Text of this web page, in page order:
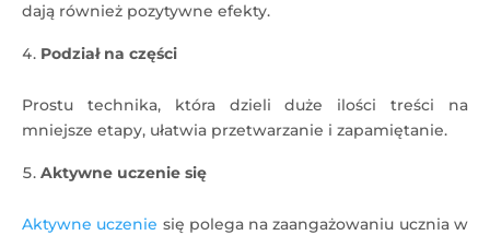
dają również pozytywne efekty.
Podział na części
Prostu technika, która dzieli duże ilości treści na
mniejsze etapy, ułatwia przetwarzanie i zapamiętanie.
Aktywne uczenie się
Aktywne uczenie się polega na zaangażowaniu ucznia w